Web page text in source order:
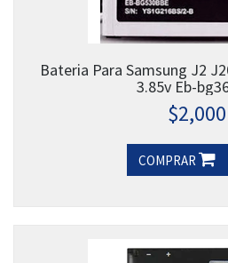
Bateria Para Samsung J2
3.85v Eb-
$2,000
COMPRAR